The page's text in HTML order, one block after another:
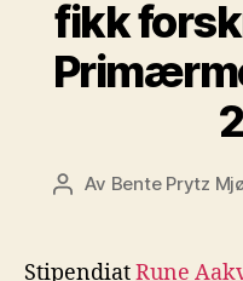
fikk
Innleggsforfatter
Av Bente Prytz
StipendiatRune